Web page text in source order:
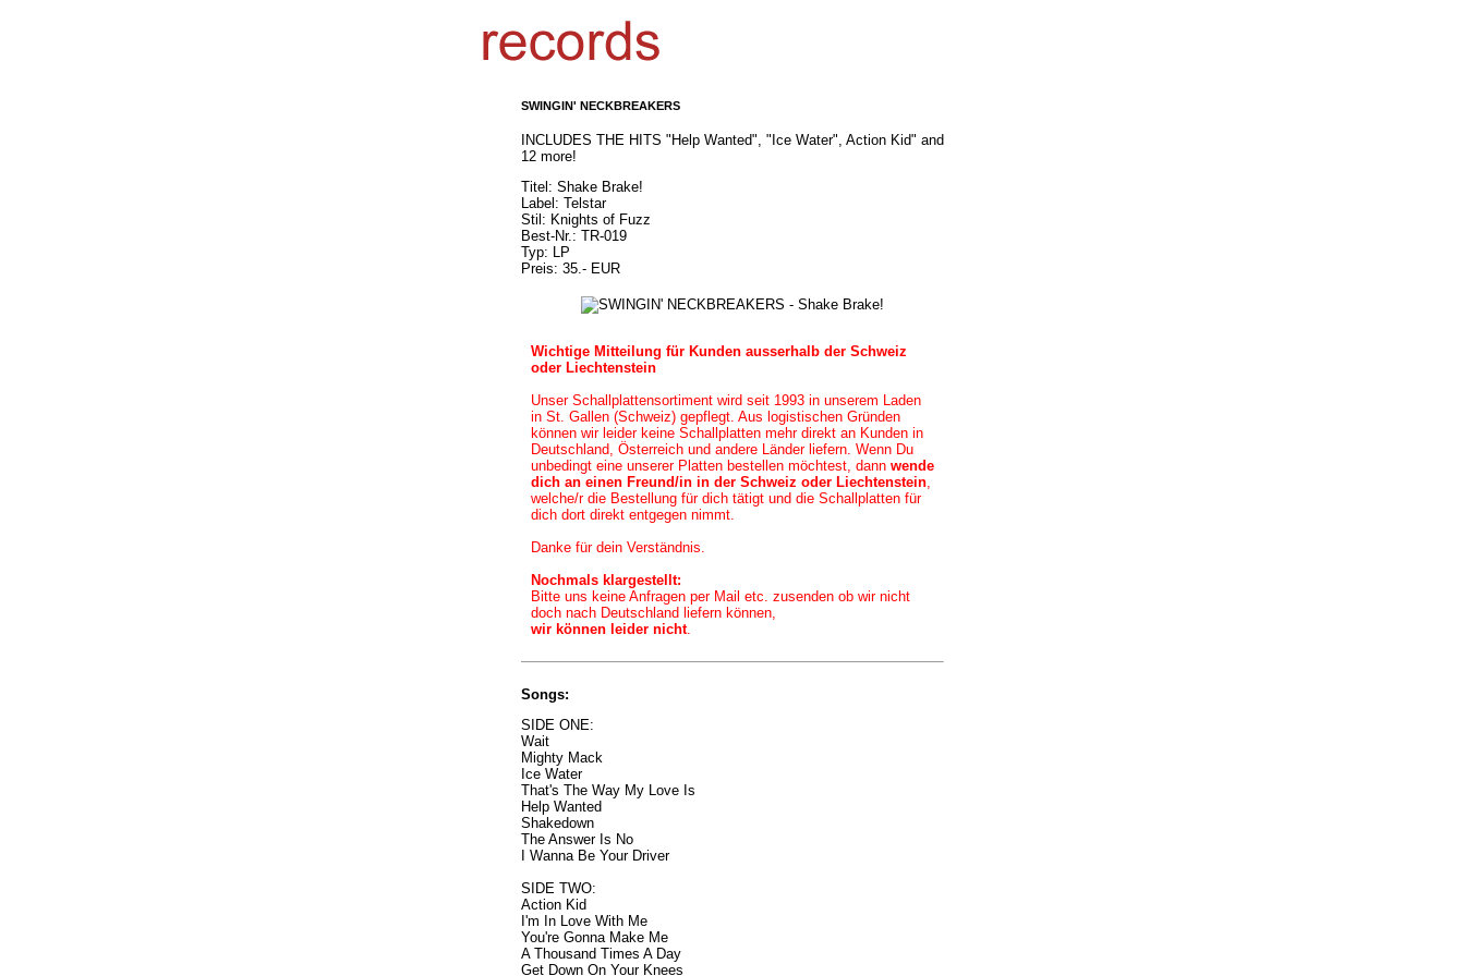
SWINGIN' NECKBREAKERS
INCLUDES THE HITS "Help Wanted", "Ice Water", Action Kid" and
12 more!
Titel: Shake Brake!
Label: Telstar
Stil: Knights of Fuzz
Best-Nr.: TR-019
Typ: LP
Preis: 35.- EUR
Wichtige Mitteilung für Kunden ausserhalb der Schweiz
oder Liechtenstein
Unser Schallplattensortiment wird seit 1993 in unserem Laden
in St. Gallen (Schweiz) gepflegt. Aus logistischen Gründen
können wir leider keine Schallplatten mehr direkt an Kunden in
Deutschland, Österreich und andere Länder liefern. Wenn Du
unbedingt eine unserer Platten bestellen möchtest, dann wende
dich an einen Freund/in in der Schweiz oder Liechtenstein,
welche/r die Bestellung für dich tätigt und die Schallplatten für
dich dort direkt entgegen nimmt.
Danke für dein Verständnis.
Nochmals klargestellt:
Bitte uns keine Anfragen per Mail etc. zusenden ob wir nicht
doch nach Deutschland liefern können,
wir können leider nicht.
Songs:
SIDE ONE:
Wait
Mighty Mack
Ice Water
That's The Way My Love Is
Help Wanted
Shakedown
The Answer Is No
I Wanna Be Your Driver
SIDE TWO:
Action Kid
I'm In Love With Me
You're Gonna Make Me
A Thousand Times A Day
Get Down On Your Knees